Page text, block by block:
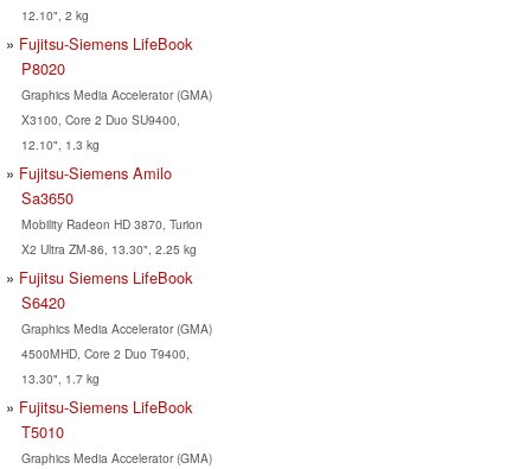
12.10", 2 kg
Fujitsu-Siemens LifeBook
P8020
Graphics Media Accelerator (GMA)
X3100, Core 2 Duo SU9400,
12.10", 1.3 kg
Fujitsu-Siemens Amilo
Sa3650
Mobility Radeon HD 3870, Turion
X2 Ultra ZM-86, 13.30", 2.25 kg
Fujitsu Siemens LifeBook
S6420
Graphics Media Accelerator (GMA)
4500MHD, Core 2 Duo T9400,
13.30", 1.7 kg
Fujitsu-Siemens LifeBook
T5010
Graphics Media Accelerator (GMA)